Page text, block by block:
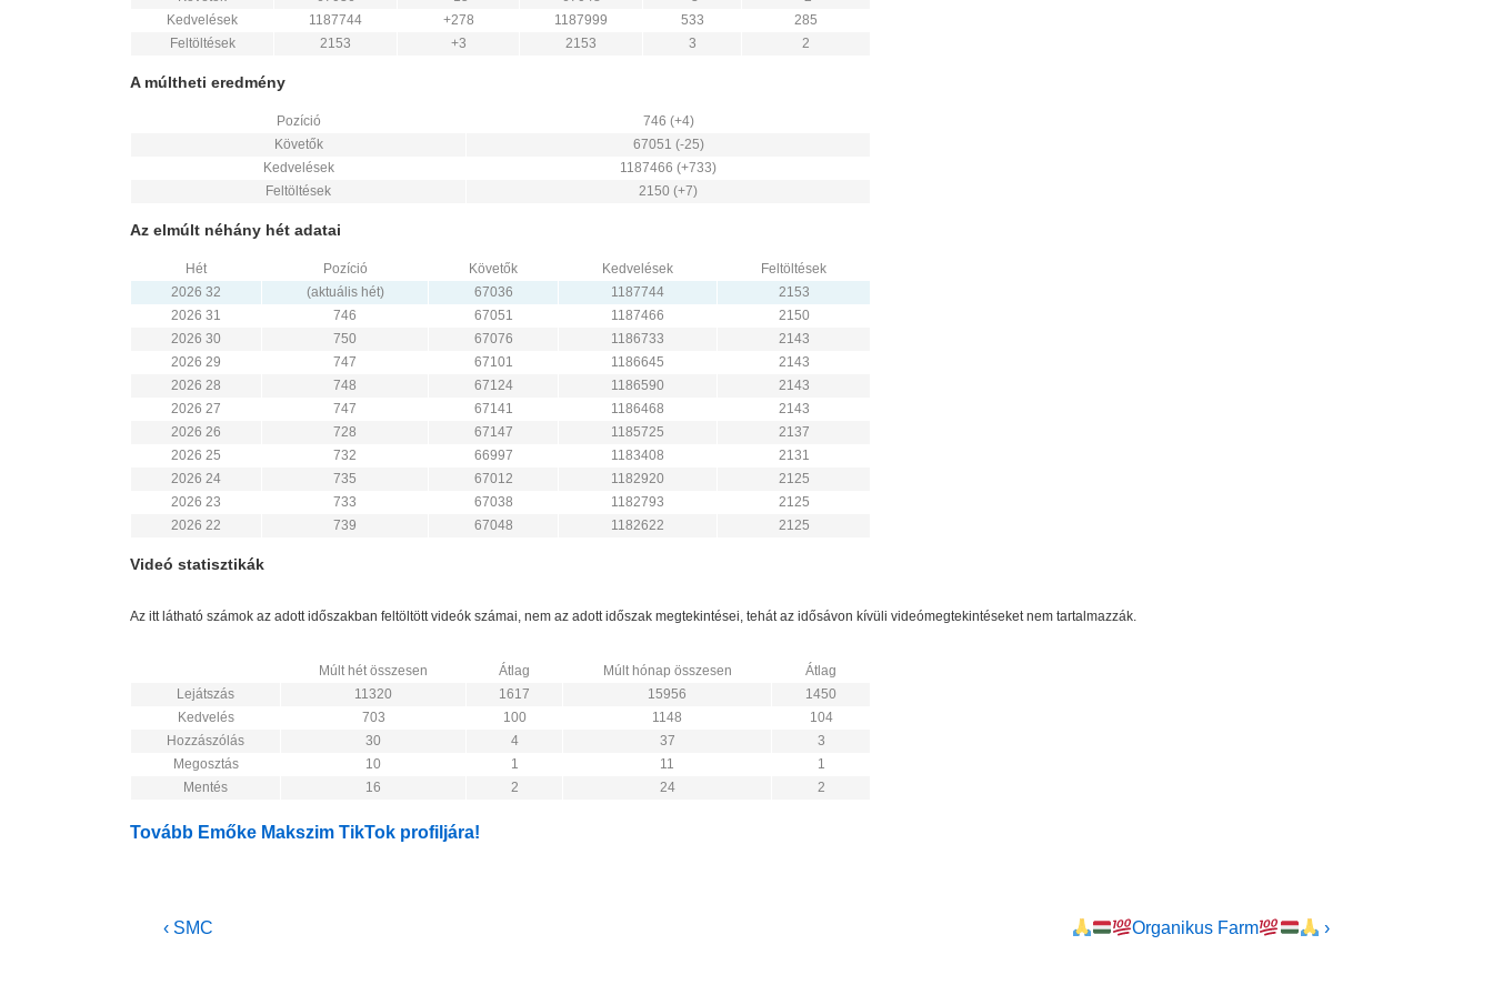
Kedvelések
1187744 +278 1187999 533
285
Feltöltések
2153 +3 2153 3 2
A múltheti eredmény
Pozíció
746 (+4)
Követők
67051 (-25)
Kedvelések
1187466 (+733)
Feltöltések
2150 (+7)
Az elmúlt néhány hét adatai
Hét Pozíció Követők Kedvelések
Feltöltések
2026 32
(aktuális hét) 67036 1187744
2153
2026 31
746 67051 1187466
2150
2026 30
750 67076 1186733
2143
2026 29
747 67101 1186645
2143
2026 28
748 67124 1186590
2143
2026 27
747 67141 1186468
2143
2026 26
728 67147 1185725
2137
2026 25
732 66997 1183408
2131
2026 24
735 67012 1182920
2125
2026 23
733 67038 1182793
2125
2026 22
739 67048 1182622 2125
Videó statisztikák
Az itt látható számok az adott időszakban feltöltött videók számai, nem az adott időszak megtekintései, tehát az idősávon kívüli videómegtekintéseket nem tartalmazzák.
Múlt hét összesen Átlag Múlt hónap összesen
Átlag
Lejátszás
11320 1617 15956
1450
Kedvelés
703 100 1148
104
Hozzászólás
30 4 37
3
Megosztás
10 1 11
1
Mentés
16 2 24 2
Tovább Emőke Makszim TikTok profiljára!
Bejegyzés
Previous
‹ SMC
Next
Organikus Farm ›